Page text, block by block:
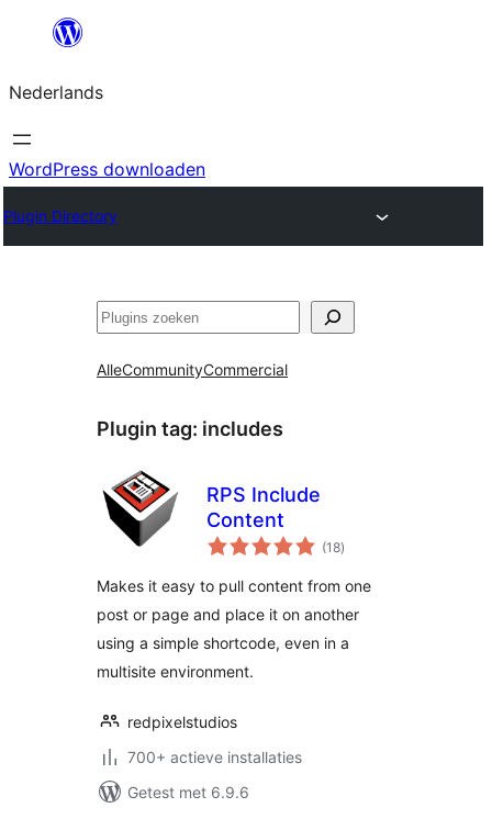
de
inhoud
Nederlands
WordPress downloaden
Plugin Directory
Zoeken
AlleCommunityCommercial
Plugin tag: includes
RPS Include
Content
(18totaal
waarderingen
)
Makes it easy to pull content from one
post or page and place it on another
using a simple shortcode, even in a
multisite environment.
redpixelstudios
700+ actieve installaties
Getest met 6.9.6